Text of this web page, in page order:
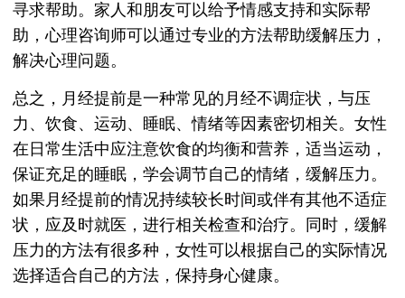
寻求帮助。家人和朋友可以给予情感支持和实际帮
助，心理咨询师可以通过专业的方法帮助缓解压力，
解决心理问题。
总之，月经提前是一种常见的月经不调症状，与压
力、饮食、运动、睡眠、情绪等因素密切相关。女性
在日常生活中应注意饮食的均衡和营养，适当运动，
保证充足的睡眠，学会调节自己的情绪，缓解压力。
如果月经提前的情况持续较长时间或伴有其他不适症
状，应及时就医，进行相关检查和治疗。同时，缓解
压力的方法有很多种，女性可以根据自己的实际情况
选择适合自己的方法，保持身心健康。